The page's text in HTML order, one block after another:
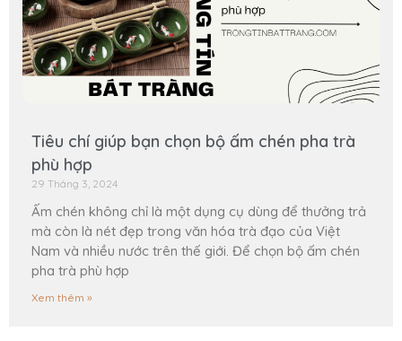
Tiêu chí giúp bạn chọn bộ ấm chén pha trà
phù hợp
29 Tháng 3, 2024
Ấm chén không chỉ là một dụng cụ dùng để thưởng trả
mà còn là nét đẹp trong văn hóa trà đạo của Việt
Nam và nhiều nước trên thế giới. Để chọn bộ ấm chén
pha trà phù hợp
Xem thêm »